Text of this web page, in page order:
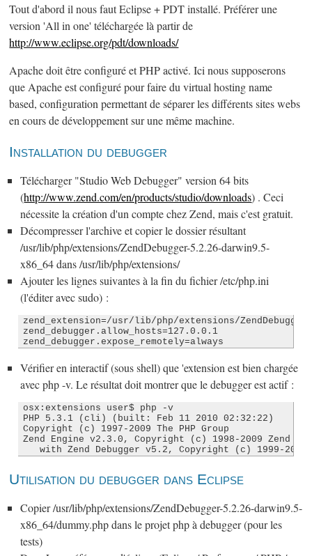
Tout d'abord il nous faut Eclipse + PDT installé. Préférer une
version 'All in one' téléchargée là partir de
http://www.eclipse.org/pdt/downloads/
Apache doit être configuré et PHP activé. Ici nous supposerons
que Apache est configuré pour faire du virtual hosting name
based, configuration permettant de séparer les différents sites webs
en cours de développement sur une même machine.
Installation du debugger
Télécharger "Studio Web Debugger" version 64 bits
(http://www.zend.com/en/products/studio/downloads) . Ceci
nécessite la création d'un compte chez Zend, mais c'est gratuit.
Décompresser l'archive et copier le dossier résultant
/usr/lib/php/extensions/ZendDebugger-5.2.26-darwin9.5-
x86_64 dans /usr/lib/php/extensions/
Ajouter les lignes suivantes à la fin du fichier /etc/php.ini
(l'éditer avec sudo) :
zend_extension=/usr/lib/php/extensions/
zend_debugger.allow_hosts=127.0.0.1
zend_debugger.expose_remotely=always
Vérifier en interactif (sous shell) que 'extension est bien chargée
avec php -v. Le résultat doit montrer que le debugger est actif :
osx:extensions user$ php -v
PHP 5.3.1 (cli) (built: Feb 11 2010 02:32:22)
Copyright (c) 1997-2009 The PHP Group
Zend Engine v2.3.0, Copyright (c) 1998-2009 Zend
with Zend Debugger v5.2, Copyright (c) 1999-
Utilisation du debugger dans Eclipse
Copier /usr/lib/php/extensions/ZendDebugger-5.2.26-darwin9.5-
x86_64/dummy.php dans le projet php à debugger (pour les
tests)